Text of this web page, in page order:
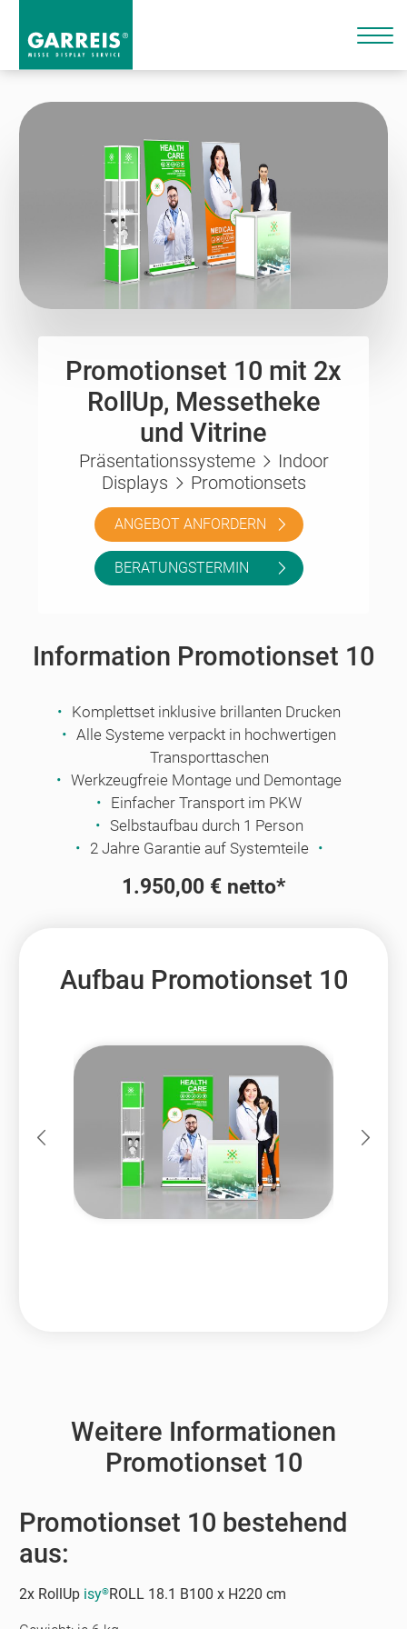
Promotionset 10 mit 2x
RollUp, Messetheke
und Vitrine
Präsentationssysteme
Indoor
Displays
Promotionsets
ANGEBOT ANFORDERN
BERATUNGSTERMIN
Information Promotionset 10
Komplettset inklusive brillanten Drucken
Alle Systeme verpackt in hochwertigen
Transporttaschen
Werkzeugfreie Montage und Demontage
Einfacher Transport im PKW
Selbstaufbau durch 1 Person
2 Jahre Garantie auf Systemteile
1.950,00 € netto*
Aufbau Promotionset 10
Weitere Informationen
Promotionset 10
Promotionset 10 bestehend
aus:
2x RollUp isy®ROLL 18.1 B100 x H220 cm